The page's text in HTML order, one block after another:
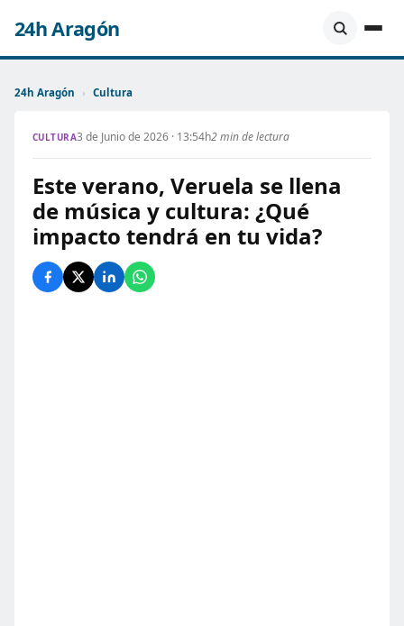
24h Aragón
24h Aragón › Cultura
CULTURA3 de Junio de 2026 · 13:54h2 min de lectura
Este verano, Veruela se llena
de música y cultura: ¿Qué
impacto tendrá en tu vida?